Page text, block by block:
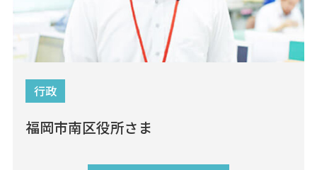
行政
福岡市南区役所さま